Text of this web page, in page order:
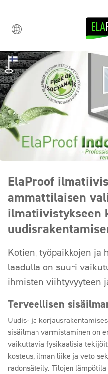
ElaProof
ammattilaisen
ilmatiivistykseen
Kotien, työpaikkojen ja
laadulla on suuri
ihmisten viihtyvyyteen
Terveellisen
Uudis- ja
sisäilman varmistaminen on
vaikuttavia fysikaalisia
kosteus, ilman liike ja veto
radonsäteily. Tilojen